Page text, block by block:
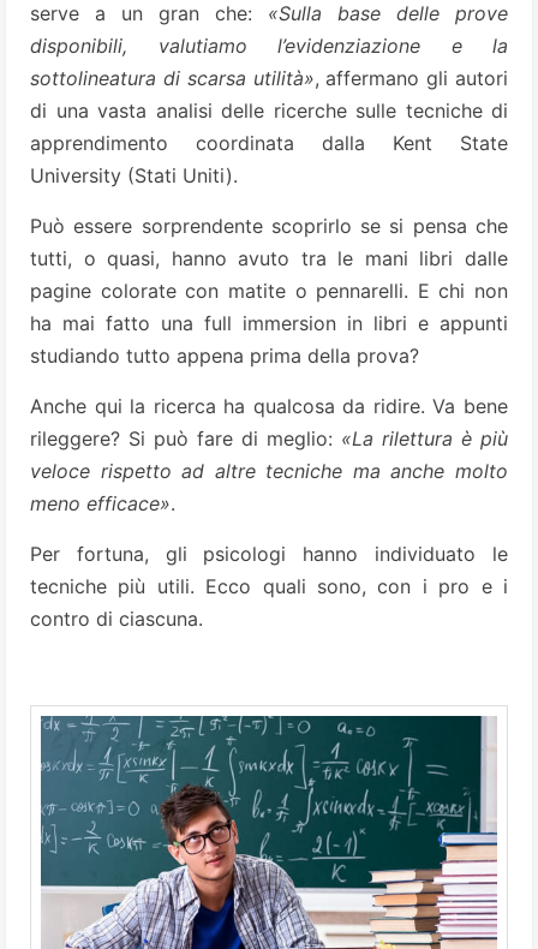
serve a un gran che: «Sulla base delle prove
disponibili, valutiamo l’evidenziazione e la
sottolineatura di scarsa utilità», affermano gli autori
di una vasta analisi delle ricerche sulle tecniche di
apprendimento coordinata dalla Kent State
University (Stati Uniti).
Può essere sorprendente scoprirlo se si pensa che
tutti, o quasi, hanno avuto tra le mani libri dalle
pagine colorate con matite o pennarelli. E chi non
ha mai fatto una full immersion in libri e appunti
studiando tutto appena prima della prova?
Anche qui la ricerca ha qualcosa da ridire. Va bene
rileggere? Si può fare di meglio: «La rilettura è più
veloce rispetto ad altre tecniche ma anche molto
meno efficace».
Per fortuna, gli psicologi hanno individuato le
tecniche più utili. Ecco quali sono, con i pro e i
contro di ciascuna.